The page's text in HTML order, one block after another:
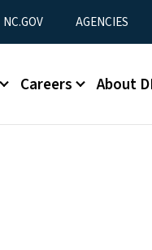
Menu
NC.GOV AGENCIES
Careers About